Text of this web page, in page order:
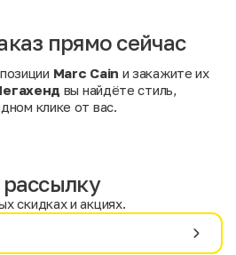
прямо сейчас
Marc Cain и закажите их
вы найдёте стиль,
клике от вас.
скидках и акциях.